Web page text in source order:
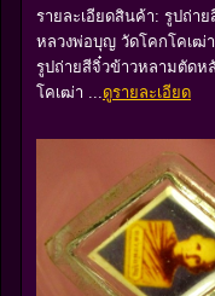
รายละเอียดสินค้า: รูปถ่า
หลวงพ่อบุญ วัดโคกโคเฒ่า
รูปถ่ายสีจิ๋วข้าวหลามตัด
โคเฒ่า ...ดูรายละเอียด